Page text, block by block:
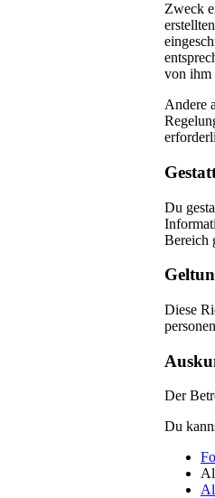
Zweck
von ihm
Andere
Du
Bereich
Diese
Der
Du